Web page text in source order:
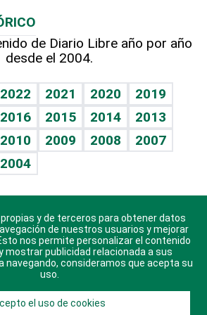
de Diario Libre año por año
desde el 2004.
2022 2021 2020
2019
2016 2015 2014
2013
2010 2009 2008
2007
2004
aplicaciones para Android, iOS y
sistema Huawei.
y de terceros para obtener datos
de nuestros usuarios y mejorar
nos permite personalizar el contenido
mostrar publicidad relacionada a sus
navegando, consideramos que acepta su
uso.
el uso de cookies